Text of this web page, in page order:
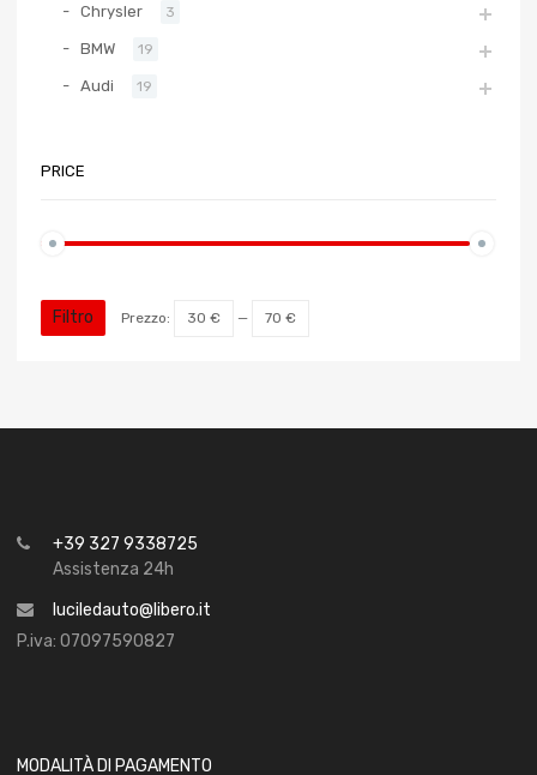
Chrysler 3
BMW 19
Audi 19
PRICE
Filtro Prezzo: 30 € — 70 €
+39 327 9338725
Assistenza 24h
luciledauto@libero.it
P.iva: 07097590827
MODALITÀ DI PAGAMENTO